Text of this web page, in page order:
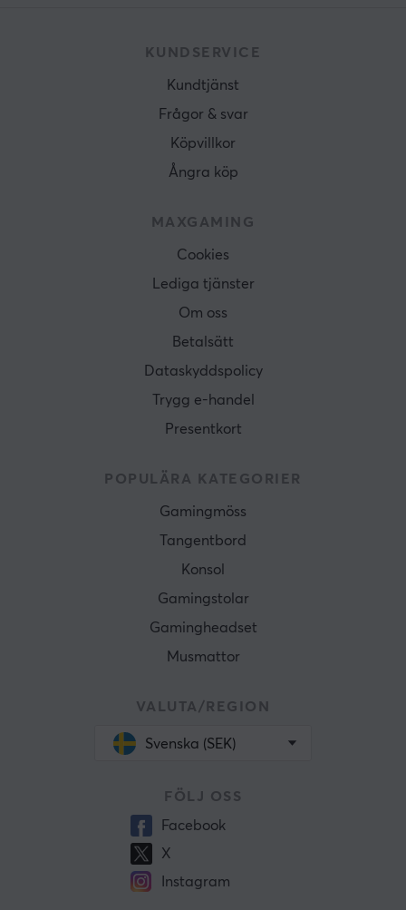
KUNDSERVICE
Kundtjänst
Frågor & svar
Köpvillkor
Ångra köp
MAXGAMING
Cookies
Lediga tjänster
Om oss
Betalsätt
Dataskyddspolicy
Trygg e-handel
Presentkort
POPULÄRA KATEGORIER
Gamingmöss
Tangentbord
Konsol
Gamingstolar
Gamingheadset
Musmattor
VALUTA/REGION
Svenska (SEK)
FÖLJ OSS
Facebook
X
Instagram